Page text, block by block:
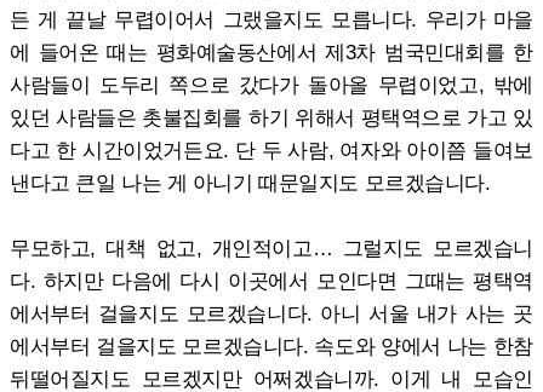
든 게 끝날 무렵이어서 그랬을지도 모릅니다. 우리가 마을
에 들어온 때는 평화예술동산에서 제3차 범국민대회를 한
사람들이 도두리 쪽으로 갔다가 돌아올 무렵이었고, 밖에
있던 사람들은 촛불집회를 하기 위해서 평택역으로 가고 있
다고 한 시간이었거든요. 단 두 사람, 여자와 아이쯤 들여보
낸다고 큰일 나는 게 아니기 때문일지도 모르겠습니다.
무모하고, 대책 없고, 개인적이고… 그럴지도 모르겠습니
다. 하지만 다음에 다시 이곳에서 모인다면 그때는 평택역
에서부터 걸을지도 모르겠습니다. 아니 서울 내가 사는 곳
에서부터 걸을지도 모르겠습니다. 속도와 양에서 나는 한참
뒤떨어질지도 모르겠지만 어쩌겠습니까. 이게 내 모습인